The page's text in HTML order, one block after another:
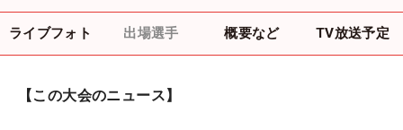
ライブフォト 出場選手 概要など TV放送予定
【この大会のニュース】